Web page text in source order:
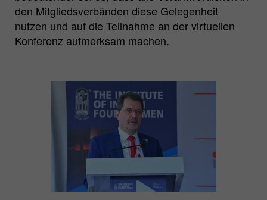
den Mitgliedsverbänden diese Gelegenheit
nutzen und auf die Teilnahme an der virtuellen
Konferenz aufmerksam machen.